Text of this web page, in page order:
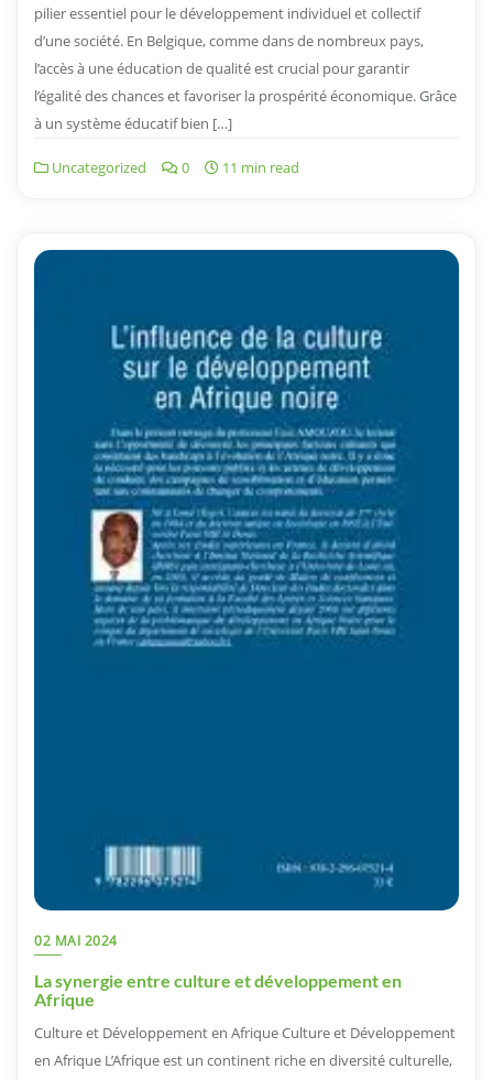
pilier essentiel pour le développement individuel et collectif
d’une société. En Belgique, comme dans de nombreux pays,
l’accès à une éducation de qualité est crucial pour garantir
l’égalité des chances et favoriser la prospérité économique. Grâce
à un système éducatif bien […]
Uncategorized 0 11 min read
02 MAI 2024
La synergie entre culture et développement en
Afrique
Culture et Développement en Afrique Culture et Développement
en Afrique L’Afrique est un continent riche en diversité culturelle,